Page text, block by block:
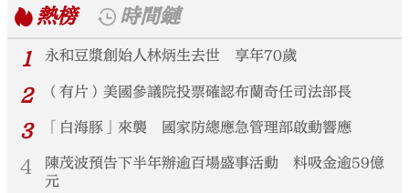
熱榜
時間鏈
1
永和豆漿創始人林炳生去世 享年70歲
2 （有片）美國參議院投票確認布蘭奇任司法部長
3 「白海豚」來襲 國家防總應急管理部啟動響應
4
陳茂波預告下半年辦逾百場盛事活動 料吸金逾59億
元